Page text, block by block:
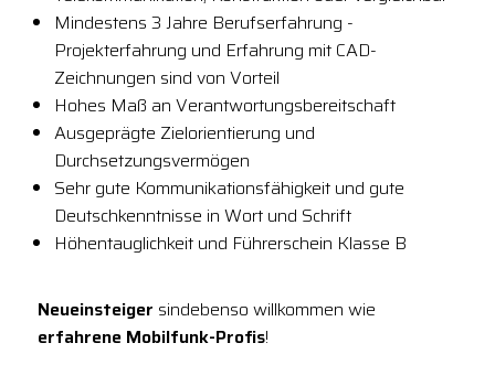
Mindestens 3 Jahre Berufserfahrung -
Projekterfahrung und Erfahrung mit CAD-
Zeichnungen sind von Vorteil
Hohes Maß an Verantwortungsbereitschaft
Ausgeprägte Zielorientierung und
Durchsetzungsvermögen
Sehr gute Kommunikationsfähigkeit und gute
Deutschkenntnisse in Wort und Schrift
Höhentauglichkeit und Führerschein Klasse B
Neueinsteiger sindebenso willkommen wie
erfahrene Mobilfunk-Profis!